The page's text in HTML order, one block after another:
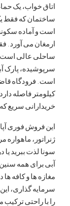
یک حمام، یک
که فقط یک سال پیش
سکونت است. جهت
است. این مجموعه
پارک آبی، سونا،
فاصله دارد. این
سریع که به دنبال
فوری آپارتمان
ببرید یا در کنار
همه سنین سرگرمی
و کافه ها در این
گذاری، این فروش
ترکیب می کند.